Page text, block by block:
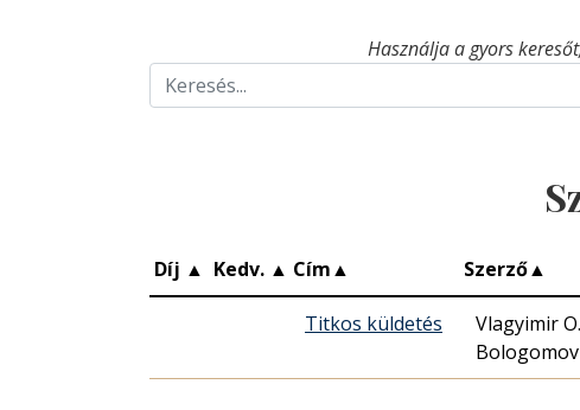
Használja a gyors
Díj ▲ Kedv. ▲ Cím▲ Szerző▲
Titkos küldetés
Vlagyimir O.
Bologomov